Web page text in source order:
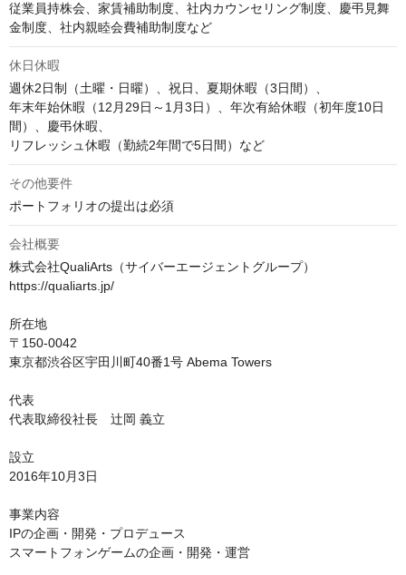
従業員持株会、家賃補助制度、社内カウンセリング制度、慶弔見舞
金制度、社内親睦会費補助制度など
休日休暇
週休2日制（土曜・日曜）、祝日、夏期休暇（3日間）、
年末年始休暇（12月29日～1月3日）、年次有給休暇（初年度10日
間）、慶弔休暇、
リフレッシュ休暇（勤続2年間で5日間）など
その他要件
ポートフォリオの提出は必須
会社概要
株式会社QualiArts（サイバーエージェントグループ）
https://qualiarts.jp/
所在地
〒150-0042
東京都渋谷区宇田川町40番1号 Abema Towers
代表
代表取締役社長　辻岡 義立
設立
2016年10月3日
事業内容
IPの企画・開発・プロデュース
スマートフォンゲームの企画・開発・運営